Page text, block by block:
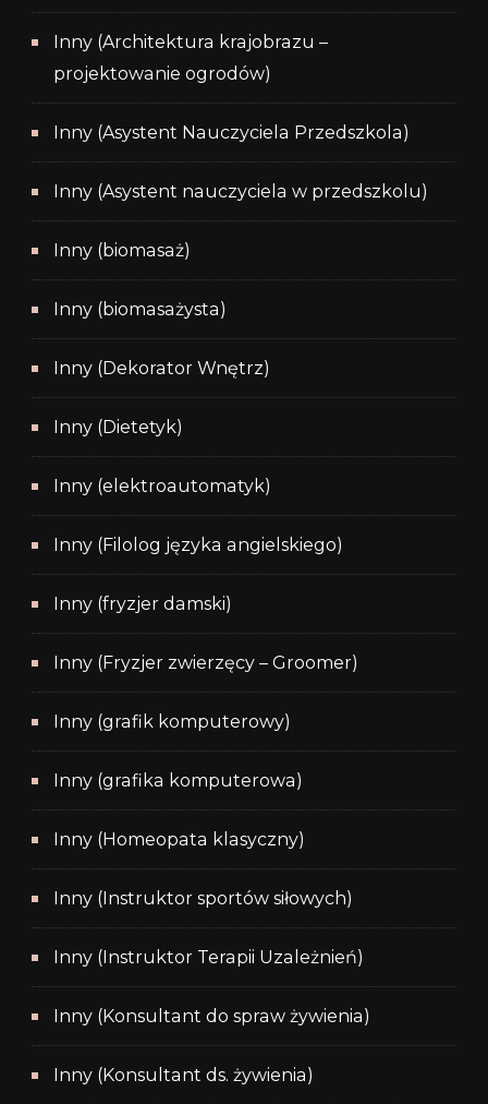
Inny (Architektura krajobrazu –
projektowanie ogrodów)
Inny (Asystent Nauczyciela Przedszkola)
Inny (Asystent nauczyciela w przedszkolu)
Inny (biomasaż)
Inny (biomasażysta)
Inny (Dekorator Wnętrz)
Inny (Dietetyk)
Inny (elektroautomatyk)
Inny (Filolog języka angielskiego)
Inny (fryzjer damski)
Inny (Fryzjer zwierzęcy – Groomer)
Inny (grafik komputerowy)
Inny (grafika komputerowa)
Inny (Homeopata klasyczny)
Inny (Instruktor sportów siłowych)
Inny (Instruktor Terapii Uzależnień)
Inny (Konsultant do spraw żywienia)
Inny (Konsultant ds. żywienia)